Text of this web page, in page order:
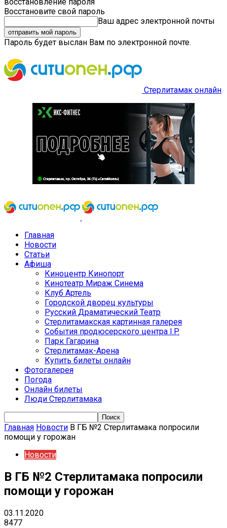
Восстановите свой пароль
Ваш адрес электронной почты
Пароль будет выслан Вам по электронной почте.
Стерлитамак онлайн
Главная
Новости
Статьи
Афиша
Киноцентр Кинопорт
Кинотеатр Мираж Синема
Клуб Артель
Городской дворец культуры
Русский Драматический Театр
Стерлитамакская картинная галерея
События продюсерского центра I.P.
Парк Гагарина
Стерлитамак-Арена
Купить билеты онлайн
Фотогалерея
Погода
Онлайн билеты
Люди Стерлитамака
Главная Новости В ГБ №2 Стерлитамака попросили
помощи у горожан
Новости
В ГБ №2 Стерлитамака попросили
помощи у горожан
03.11.2020
8477